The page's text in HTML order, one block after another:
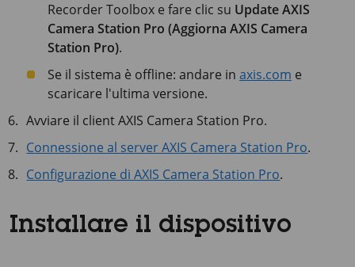
Recorder Toolbox e fare clic su Update AXIS
Camera Station Pro (Aggiorna AXIS Camera
Station Pro).
Se il sistema è offline: andare in axis.com e
scaricare l'ultima versione.
Avviare il client AXIS Camera Station Pro.
Connessione al server AXIS Camera Station Pro.
Configurazione di AXIS Camera Station Pro.
Installare il dispositivo